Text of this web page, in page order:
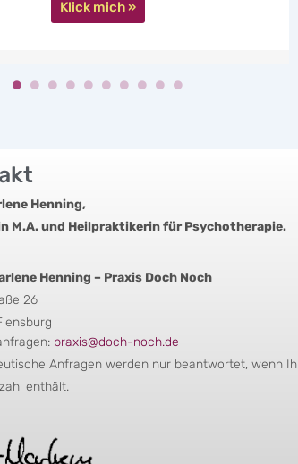
Henning,
M.A. und Heilpraktikerin für Psychotherapie.
Henning – Praxis Doch Noch
26
praxis@doch-noch.de
Anfragen werden nur beantwortet, wenn
enthält.